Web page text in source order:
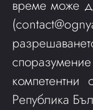
време може
(
Република